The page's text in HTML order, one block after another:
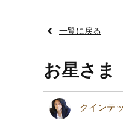
一覧に戻る
お星さま
クインテ